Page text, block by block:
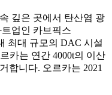
깊은 곳에서 탄산염 광
업인 카브픽스
최대 규모의 DAC 시설
카는 연간 4000t의 이산
합니다. 오르카는 2021